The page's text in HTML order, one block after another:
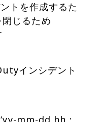
トを作成するた
じるため
インシデント